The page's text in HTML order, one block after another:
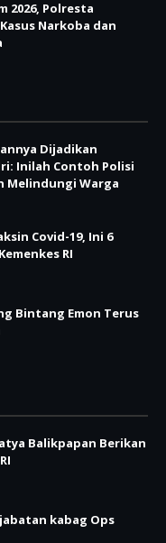
2026, Polresta
Narkoba dan
Dijadikan
Inilah Contoh Polisi
Melindungi Warga
Covid-19, Ini 6
RI
Bintang Emon Terus
Balikpapan Berikan
kabag Ops